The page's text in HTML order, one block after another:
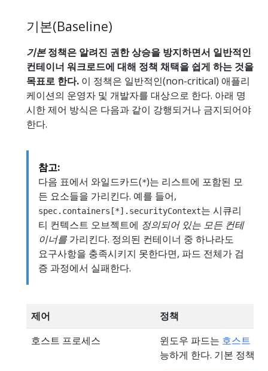
기본(Baseline)
기본정책은 알려진 권한 상승을 방지하면서 일반적인
컨테이너 워크로드에 대해 정책 채택을 쉽게 하는 것을
목표로 한다. 이 정책은 일반적인(non-critical) 애플리
케이션의 운영자 및 개발자를 대상으로 한다. 아래 명
시한 제어 방식은 다음과 같이 강행되거나 금지되어야
한다.
참고:
다음 표에서 와일드카드(*)는 리스트에 포함된 모
든 요소들을 가리킨다. 예를 들어,
spec.containers[*].securityContext는 시큐리
티 컨텍스트 오브젝트에 정의되어 있는 모든 컨테
이너를 가리킨다. 정의된 컨테이너 중 하나라도
요구사항을 충족시키지 못한다면, 파드 전체가 검
증 과정에서 실패한다.
제어
정책
호스트 프로세스
윈도우 파드는 호스트 프
능하게 한다. 기본 정책